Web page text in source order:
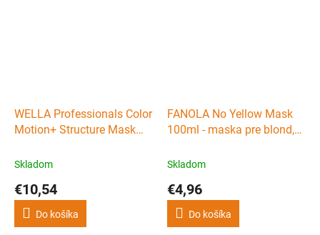
WELLA Professionals Color
Motion+ Structure Mask
na farbené vlasy
Skladom
€10,54
Do košíka
FANOLA No Yellow Mask
100ml - maska pre blond,
Skladom
€4,96
Do košíka